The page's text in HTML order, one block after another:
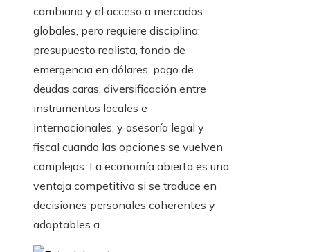
cambiaria y el acceso a mercados
globales, pero requiere disciplina:
presupuesto realista, fondo de
emergencia en dólares, pago de
deudas caras, diversificación entre
instrumentos locales e
internacionales, y asesoría legal y
fiscal cuando las opciones se vuelven
complejas. La economía abierta es una
ventaja competitiva si se traduce en
decisiones personales coherentes y
adaptables a